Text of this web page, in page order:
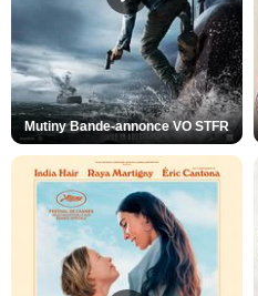
Mutiny Bande-annonce VO STFR